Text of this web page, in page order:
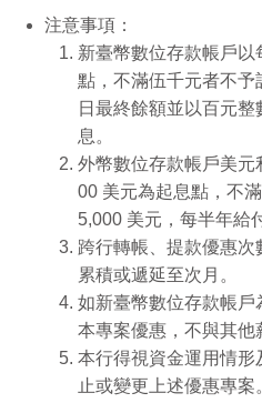
注意事項：
新臺幣數位存款帳戶
點，不滿伍千元者不
日最終餘額並以百元
息。
外幣數位存款帳戶美元
00 美元為起息點，不
5,000 美元，每半年給
跨行轉帳、提款優惠
累積或遞延至次月。
如新臺幣數位存款帳戶
本專案優惠，不與其他
本行得視資金運用情形
止或變更上述優惠專